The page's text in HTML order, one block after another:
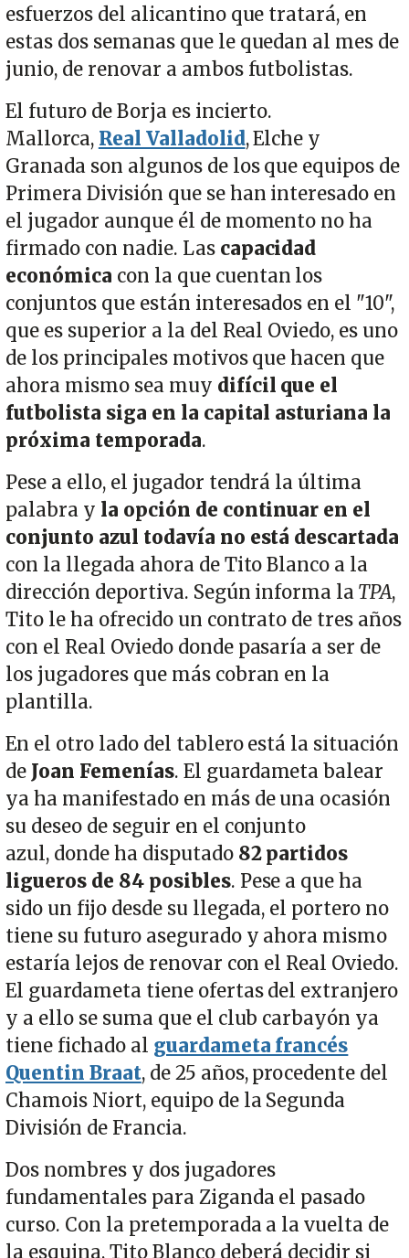
esfuerzos del alicantino que tratará, en
estas dos semanas que le quedan al mes de
junio, de renovar a ambos futbolistas.
El futuro de Borja es incierto.
Mallorca, Real Valladolid, Elche y
Granada son algunos de los que equipos de
Primera División que se han interesado en
el jugador aunque él de momento no ha
firmado con nadie. Las capacidad
económica con la que cuentan los
conjuntos que están interesados en el "10",
que es superior a la del Real Oviedo, es uno
de los principales motivos que hacen que
ahora mismo sea muy difícil que el
futbolista siga en la capital asturiana la
próxima temporada.
Pese a ello, el jugador tendrá la última
palabra y la opción de continuar en el
conjunto azul todavía no está descartada
con la llegada ahora de Tito Blanco a la
dirección deportiva. Según informa laTPA,
Tito le ha ofrecido un contrato de tres años
con el Real Oviedo donde pasaría a ser de
los jugadores que más cobran en la
plantilla.
En el otro lado del tablero está la situación
de Joan Femenías. El guardameta balear
ya ha manifestado en más de una ocasión
su deseo de seguir en el conjunto
azul, donde ha disputado 82 partidos
ligueros de 84 posibles. Pese a que ha
sido un fijo desde su llegada, el portero no
tiene su futuro asegurado y ahora mismo
estaría lejos de renovar con el Real Oviedo.
El guardameta tiene ofertas del extranjero
y a ello se suma que el club carbayón ya
tiene fichado al guardameta francés
Quentin Braat, de 25 años, procedente del
Chamois Niort, equipo de la Segunda
División de Francia.
Dos nombres y dos jugadores
fundamentales para Ziganda el pasado
curso. Con la pretemporada a la vuelta de
la esquina, Tito Blanco deberá decidir si